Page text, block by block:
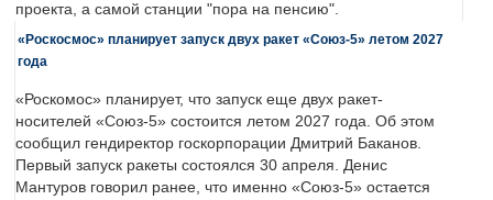
проекта, а самой станции "пора на пенсию".
«Роскосмос» планирует запуск двух ракет «Союз-5» летом 2027
года
«Роскомос» планирует, что запуск еще двух ракет-
носителей «Союз-5» состоится летом 2027 года. Об этом
сообщил гендиректор госкорпорации Дмитрий Баканов.
Первый запуск ракеты состоялся 30 апреля. Денис
Мантуров говорил ранее, что именно «Союз-5» остается